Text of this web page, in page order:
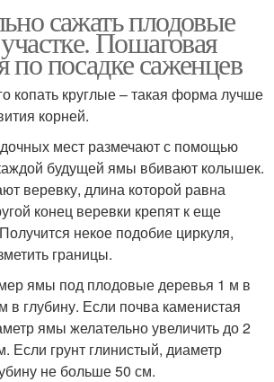
Инструкция по рецепту
по
сажать плодовые
Пошаговая
по посадке саженцев
копать круглые – такая форма лучше
корней.
мест размечают с помощью
будущей ямы вбивают колышек.
веревку, длина которой равна
конец веревки крепят к еще
некое подобие циркуля,
границы.
ямы под плодовые деревья 1 м в
в глубину. Если почва каменистая
ямы желательно увеличить до 2
Если грунт глинистый, диаметр
не больше 50 см.